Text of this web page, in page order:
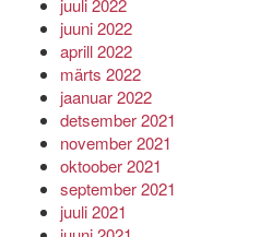
juuli 2022
juuni 2022
aprill 2022
märts 2022
jaanuar 2022
detsember 2021
november 2021
oktoober 2021
september 2021
juuli 2021